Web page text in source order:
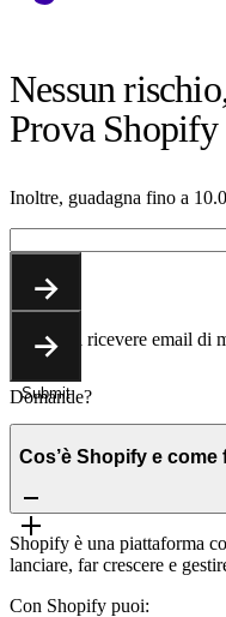
Nessun
Prova
Inoltre, guadagna fino a
Submit
Submit
Accetti di ricevere email di
Domande?
Cos’è Shopify e come
Shopify è una piattaforma
lanciare, far crescere e
Con Shopify puoi: